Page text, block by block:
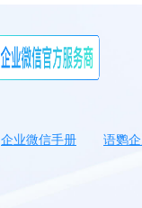
企业微信手册 语鹦